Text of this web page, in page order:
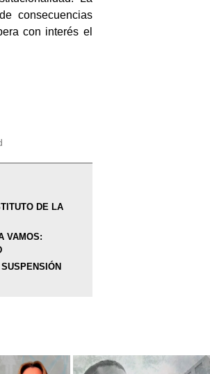
consecuencias
con interés el
DE LA
VAMOS: